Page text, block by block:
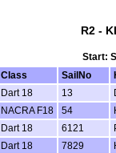
R2 -
Start:
Class SailNo
Dart 18 13
NACRA F18 54
Dart 18 6121
Dart 18 7829